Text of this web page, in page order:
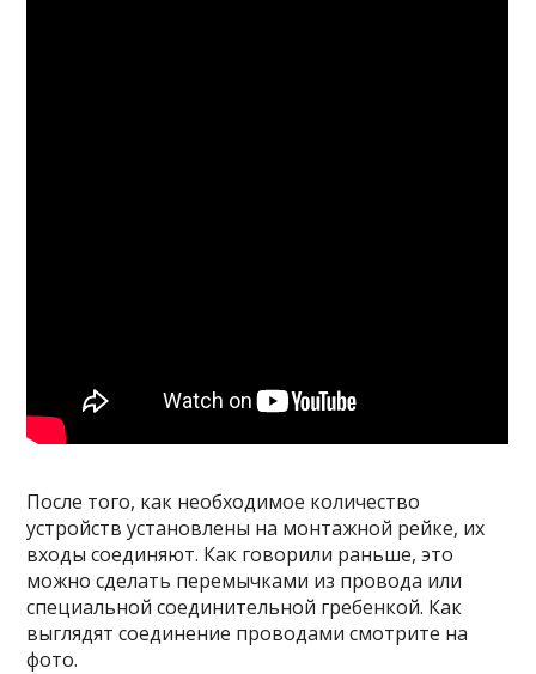
После того, как необходимое количество
устройств установлены на монтажной рейке, их
входы соединяют. Как говорили раньше, это
можно сделать перемычками из провода или
специальной соединительной гребенкой. Как
выглядят соединение проводами смотрите на
фото.